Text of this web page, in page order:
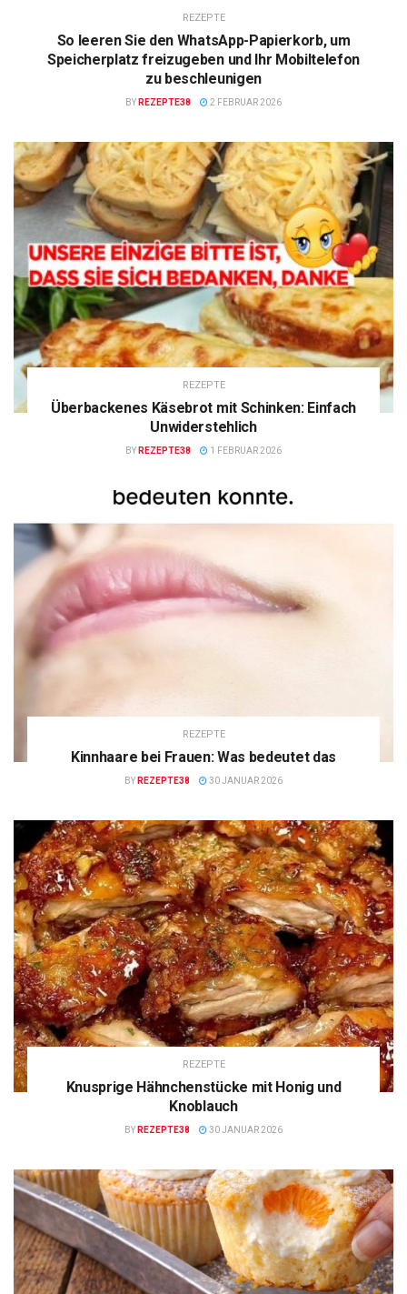
REZEPTE
So leeren Sie den WhatsApp-Papierkorb, um
Speicherplatz freizugeben und Ihr Mobiltelefon
zu beschleunigen
BY REZEPTE38 2 FEBRUAR 2026
REZEPTE
Überbackenes Käsebrot mit Schinken: Einfach
Unwiderstehlich
BY REZEPTE38 1 FEBRUAR 2026
REZEPTE
Kinnhaare bei Frauen: Was bedeutet das
BY REZEPTE38 30 JANUAR 2026
REZEPTE
Knusprige Hähnchenstücke mit Honig und
Knoblauch
BY REZEPTE38 30 JANUAR 2026